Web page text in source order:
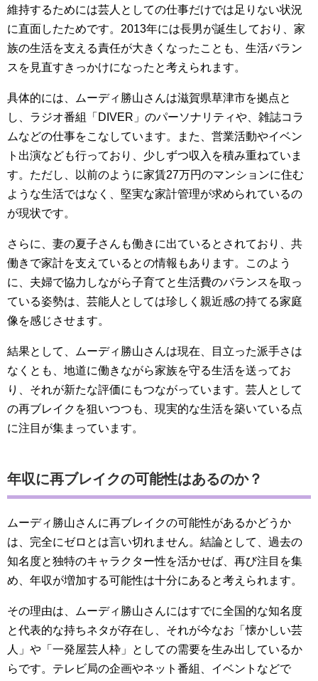
維持するためには芸人としての仕事だけでは足りない状況
に直面したためです。2013年には長男が誕生しており、家
族の生活を支える責任が大きくなったことも、生活バラン
スを見直すきっかけになったと考えられます。
具体的には、ムーディ勝山さんは滋賀県草津市を拠点と
し、ラジオ番組「DIVER」のパーソナリティや、雑誌コラ
ムなどの仕事をこなしています。また、営業活動やイベン
ト出演なども行っており、少しずつ収入を積み重ねていま
す。ただし、以前のように家賃27万円のマンションに住む
ような生活ではなく、堅実な家計管理が求められているの
が現状です。
さらに、妻の夏子さんも働きに出ているとされており、共
働きで家計を支えているとの情報もあります。このよう
に、夫婦で協力しながら子育てと生活費のバランスを取っ
ている姿勢は、芸能人としては珍しく親近感の持てる家庭
像を感じさせます。
結果として、ムーディ勝山さんは現在、目立った派手さは
なくとも、地道に働きながら家族を守る生活を送ってお
り、それが新たな評価にもつながっています。芸人として
の再ブレイクを狙いつつも、現実的な生活を築いている点
に注目が集まっています。
年収に再ブレイクの可能性はあるのか？
ムーディ勝山さんに再ブレイクの可能性があるかどうか
は、完全にゼロとは言い切れません。結論として、過去の
知名度と独特のキャラクター性を活かせば、再び注目を集
め、年収が増加する可能性は十分にあると考えられます。
その理由は、ムーディ勝山さんにはすでに全国的な知名度
と代表的な持ちネタが存在し、それが今なお「懐かしい芸
人」や「一発屋芸人枠」としての需要を生み出しているか
らです。テレビ局の企画やネット番組、イベントなどで